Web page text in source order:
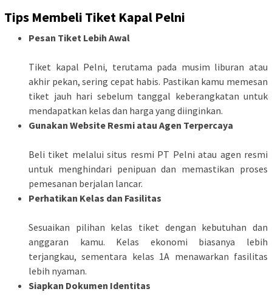
Tips Membeli Tiket Kapal Pelni
Pesan Tiket Lebih Awal
Tiket kapal Pelni, terutama pada musim liburan atau
akhir pekan, sering cepat habis. Pastikan kamu memesan
tiket jauh hari sebelum tanggal keberangkatan untuk
mendapatkan kelas dan harga yang diinginkan.
Gunakan Website Resmi atau Agen Terpercaya
Beli tiket melalui situs resmi PT Pelni atau agen resmi
untuk menghindari penipuan dan memastikan proses
pemesanan berjalan lancar.
Perhatikan Kelas dan Fasilitas
Sesuaikan pilihan kelas tiket dengan kebutuhan dan
anggaran kamu. Kelas ekonomi biasanya lebih
terjangkau, sementara kelas 1A menawarkan fasilitas
lebih nyaman.
Siapkan Dokumen Identitas